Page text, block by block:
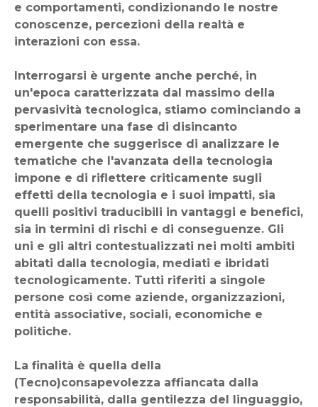
e comportamenti, condizionando le nostre
conoscenze, percezioni della realtà e
interazioni con essa.
Interrogarsi è urgente anche perché, in
un'epoca caratterizzata dal massimo della
pervasività tecnologica, stiamo cominciando a
sperimentare una fase di disincanto
emergente che suggerisce di analizzare le
tematiche che l'avanzata della tecnologia
impone e di riflettere criticamente sugli
effetti della tecnologia e i suoi impatti, sia
quelli positivi traducibili in vantaggi e benefici,
sia in termini di rischi e di conseguenze. Gli
uni e gli altri contestualizzati nei molti ambiti
abitati dalla tecnologia, mediati e ibridati
tecnologicamente. Tutti riferiti a singole
persone così come aziende, organizzazioni,
entità associative, sociali, economiche e
politiche.
La finalità è quella della
(Tecno)consapevolezza affiancata dalla
responsabilità, dalla gentilezza del linguaggio,